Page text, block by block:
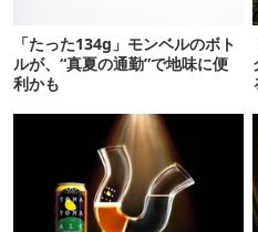
「たった134g」モンベルのボト
ルが、“真夏の通勤”で地味に便
利かも